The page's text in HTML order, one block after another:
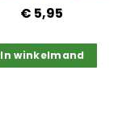
€ 5,95
In winkelmand